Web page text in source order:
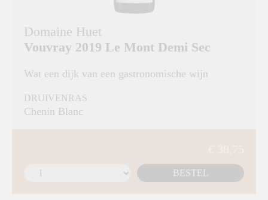
Domaine Huet
Vouvray 2019 Le Mont Demi Sec
Wat een dijk van een gastronomische wijn
DRUIVENRAS
Chenin Blanc
BESTEL